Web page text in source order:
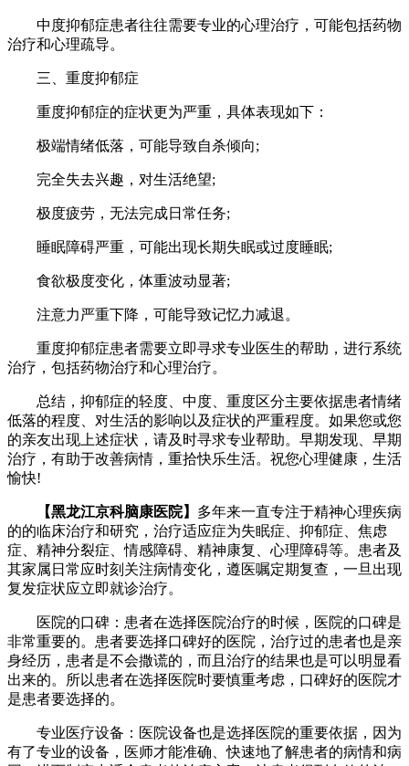
中度抑郁症患者往往需要专业的心理治疗，可能包括药物
治疗和心理疏导。
三、重度抑郁症
重度抑郁症的症状更为严重，具体表现如下：
极端情绪低落，可能导致自杀倾向;
完全失去兴趣，对生活绝望;
极度疲劳，无法完成日常任务;
睡眠障碍严重，可能出现长期失眠或过度睡眠;
食欲极度变化，体重波动显著;
注意力严重下降，可能导致记忆力减退。
重度抑郁症患者需要立即寻求专业医生的帮助，进行系统
治疗，包括药物治疗和心理治疗。
总结，抑郁症的轻度、中度、重度区分主要依据患者情绪
低落的程度、对生活的影响以及症状的严重程度。如果您或您
的亲友出现上述症状，请及时寻求专业帮助。早期发现、早期
治疗，有助于改善病情，重拾快乐生活。祝您心理健康，生活
愉快!
【黑龙江京科脑康医院】 多年来一直专注于精神心理疾病
的的临床治疗和研究，治疗适应症为失眠症、抑郁症、焦虑
症、精神分裂症、情感障碍、精神康复、心理障碍等。患者及
其家属日常应时刻关注病情变化，遵医嘱定期复查，一旦出现
复发症状应立即就诊治疗。
医院的口碑：患者在选择医院治疗的时候，医院的口碑是
非常重要的。患者要选择口碑好的医院，治疗过的患者也是亲
身经历，患者是不会撒谎的，而且治疗的结果也是可以明显看
出来的。所以患者在选择医院时要慎重考虑，口碑好的医院才
是患者要选择的。
专业医疗设备：医院设备也是选择医院的重要依据，因为
有了专业的设备，医师才能准确、快速地了解患者的病情和病